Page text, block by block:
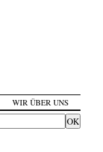
WIR ÜBER UNS